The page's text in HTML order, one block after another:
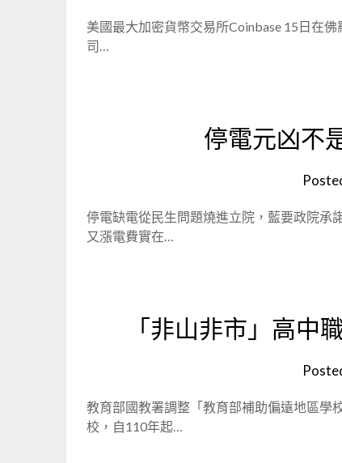
美國最大加密貨幣交易所Coinbase 15日在
司…
停電元凶不
停電缺電從民生問題燒進立院，藍要政院承
又漲電費實在…
「非山非市」高中
教育部國教署調整「教育部補助偏遠地區學
校，自110年起…